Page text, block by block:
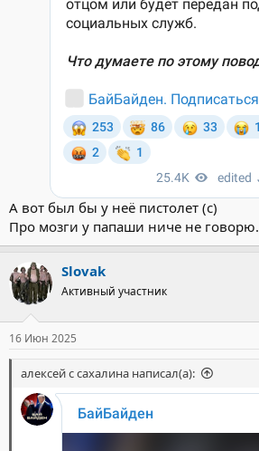
А вот был бы у неё пистолет (с)
Про мозги у папаши ниче не говорю.
Slovak
Активный участник
16 Июн 2025
алексей с сахалина написал(а):